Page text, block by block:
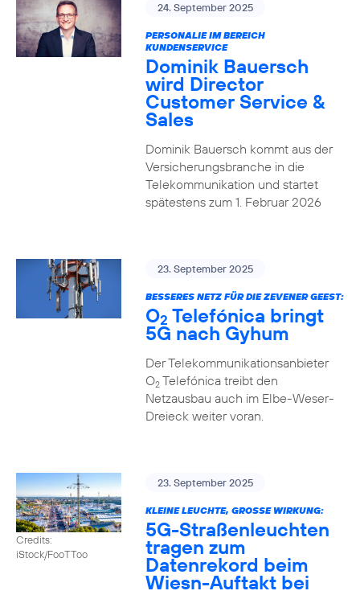
24. September 2025
PERSONALIE IM BEREICH
KUNDENSERVICE
Dominik Bauersch
wird Director
Customer Service &
Sales
Dominik Bauersch kommt aus der
Versicherungsbranche in die
Telekommunikation und startet
spätestens zum 1. Februar 2026
23. September 2025
BESSERES NETZ FÜR DIE ZEVENER GEEST:
O2 Telefónica bringt
5G nach Gyhum
Der Telekommunikationsanbieter
O2Telefónica treibt den
Netzausbau auch im Elbe-Weser-
Dreieck weiter voran.
Credits:
iStock/FooTToo
23. September 2025
KLEINE LEUCHTE, GROSSE WIRKUNG:
5G-Straßenleuchten
tragen zum
Datenrekord beim
Wiesn-Auftakt bei